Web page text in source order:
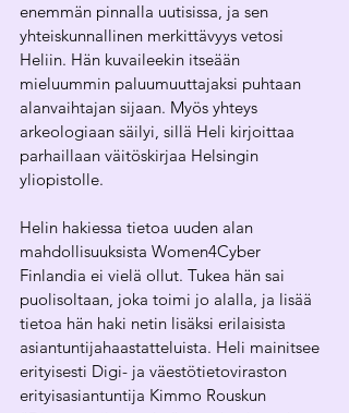
enemmän pinnalla uutisissa, ja sen
yhteiskunnallinen merkittävyys vetosi
Heliin. Hän kuvaileekin itseään
mieluummin paluumuuttajaksi puhtaan
alanvaihtajan sijaan. Myös yhteys
arkeologiaan säilyi, sillä Heli kirjoittaa
parhaillaan väitöskirjaa Helsingin
yliopistolle.
Helin hakiessa tietoa uuden alan
mahdollisuuksista Women4Cyber
Finlandia ei vielä ollut. Tukea hän sai
puolisoltaan, joka toimi jo alalla, ja lisää
tietoa hän haki netin lisäksi erilaisista
asiantuntijahaastatteluista. Heli mainitsee
erityisesti Digi- ja väestötietoviraston
erityisasiantuntija Kimmo Rouskun